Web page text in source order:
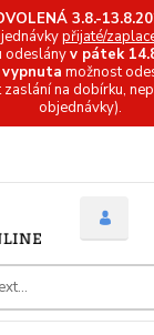
3.8.-
přijaté/
odeslányv pátek
vypnuta možnost
zaslání na dobírku,
objednávky).